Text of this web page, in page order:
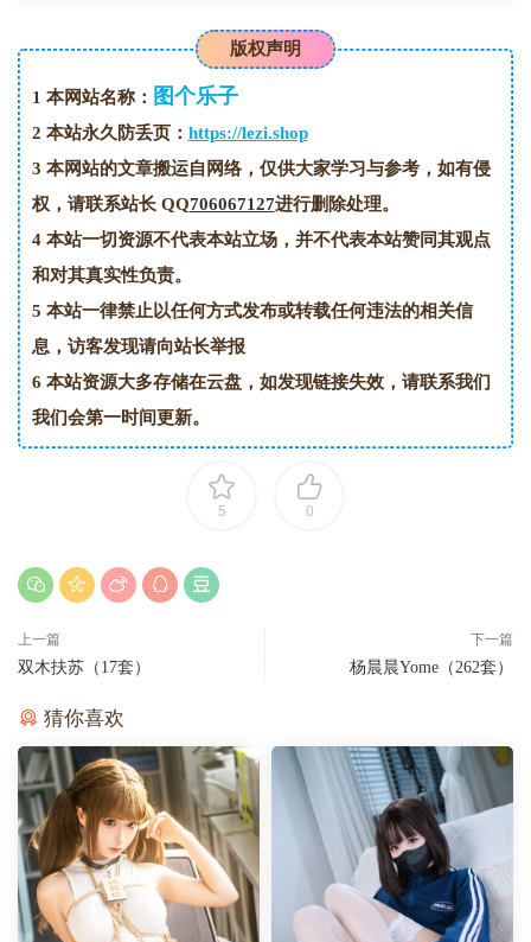
版权声明
1 本网站名称： 图个乐子
2 本站永久防丢页： https://lezi.shop
3 本网站的文章搬运自网络，仅供大家学习与参考，如有侵
权，请联系站长 QQ706067127进行删除处理。
4本站一切资源不代表本站立场，并不代表本站赞同其观点
和对其真实性负责。
5 本站一律禁止以任何方式发布或转载任何违法的相关信
息，访客发现请向站长举报
6 本站资源大多存储在云盘，如发现链接失效，请联系我们
我们会第一时间更新。
5 0
上一篇
双木扶苏（17套）
下一篇
杨晨晨Yome（262套）
猜你喜欢